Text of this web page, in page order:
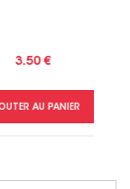
3.50 €
AU PANIER